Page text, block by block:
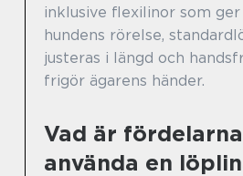
inklusive flexilinor som
hundens rörelse,
justeras i längd och
frigör ägarens händer.
Vad är
använda en